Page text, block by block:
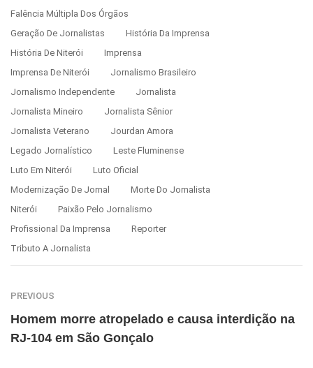
Falência Múltipla Dos Órgãos
Geração De Jornalistas
História Da Imprensa
História De Niterói
Imprensa
Imprensa De Niterói
Jornalismo Brasileiro
Jornalismo Independente
Jornalista
Jornalista Mineiro
Jornalista Sênior
Jornalista Veterano
Jourdan Amora
Legado Jornalístico
Leste Fluminense
Luto Em Niterói
Luto Oficial
Modernização De Jornal
Morte Do Jornalista
Niterói
Paixão Pelo Jornalismo
Profissional Da Imprensa
Reporter
Tributo A Jornalista
PREVIOUS
Homem morre atropelado e causa interdição na
RJ-104 em São Gonçalo